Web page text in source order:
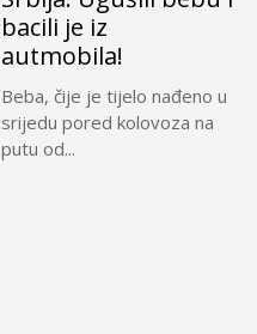
bacili je iz
autmobila!
Beba, čije je tijelo nađeno u
srijedu pored kolovoza na
putu od...